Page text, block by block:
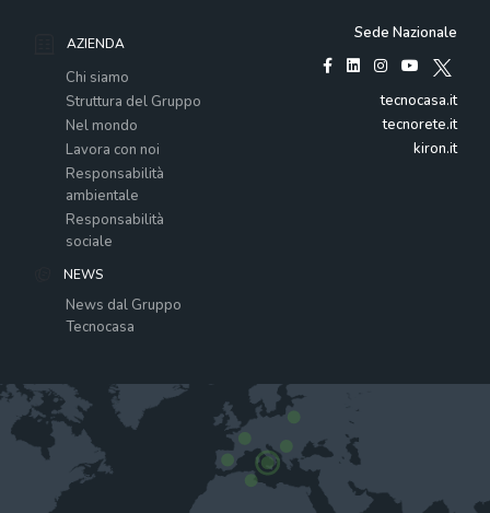
AZIENDA
Chi siamo
Struttura del Gruppo
Nel mondo
Lavora con noi
Responsabilità
ambientale
Responsabilità
sociale
NEWS
News dal Gruppo
Tecnocasa
Sede Nazionale
tecnocasa.it
tecnorete.it
kiron.it